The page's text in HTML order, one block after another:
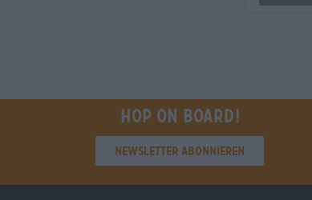
Hop on board!
Newsletter abonnieren